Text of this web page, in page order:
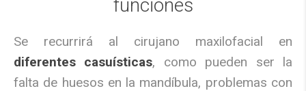
funciones
Se recurrirá al cirujano maxilofacial en
diferentes casuísticas, como pueden ser la
falta de huesos en la mandíbula, problemas con